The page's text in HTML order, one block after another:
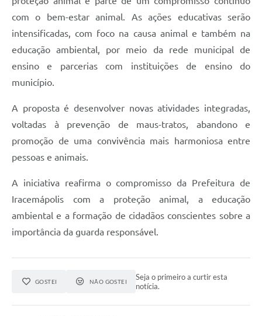
com o bem-estar animal. As ações educativas serão
intensificadas, com foco na causa animal e também na
educação ambiental, por meio da rede municipal de
ensino e parcerias com instituições de ensino do
município.
A proposta é desenvolver novas atividades integradas,
voltadas à prevenção de maus-tratos, abandono e
promoção de uma convivência mais harmoniosa entre
pessoas e animais.
A iniciativa reafirma o compromisso da Prefeitura de
Iracemápolis com a proteção animal, a educação
ambiental e a formação de cidadãos conscientes sobre a
importância da guarda responsável.
GOSTEI NÃO GOSTEI
Seja o primeiro a curtir esta
notícia.